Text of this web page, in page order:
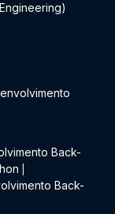
Back-
Back-